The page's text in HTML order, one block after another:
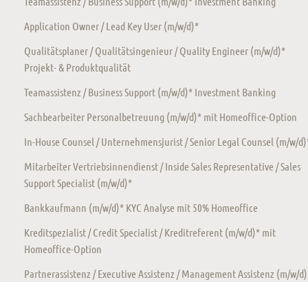
Application Owner / Lead Key User (m/w/d)*
Qualitätsplaner / Qualitätsingenieur / Quality Engineer (m/w/d)*
Projekt- & Produktqualität
Teamassistenz / Business Support (m/w/d)* Investment Banking
Sachbearbeiter Personalbetreuung (m/w/d)* mit Homeoffice-Option
In-House Counsel / Unternehmensjurist / Senior Legal Counsel (m/w/
Mitarbeiter Vertriebsinnendienst / Inside Sales Representative / Sales
Support Specialist (m/w/d)*
Bankkaufmann (m/w/d)* KYC Analyse mit 50% Homeoffice
Kreditspezialist / Credit Specialist / Kreditreferent (m/w/d)* mit
Homeoffice-Option
Partnerassistenz / Executive Assistenz / Management Assistenz (m/w/